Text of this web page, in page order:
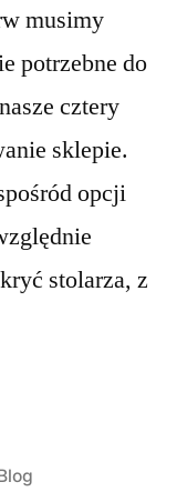
musimy
potrzebne do
cztery
sklepie.
opcji
stolarza, z